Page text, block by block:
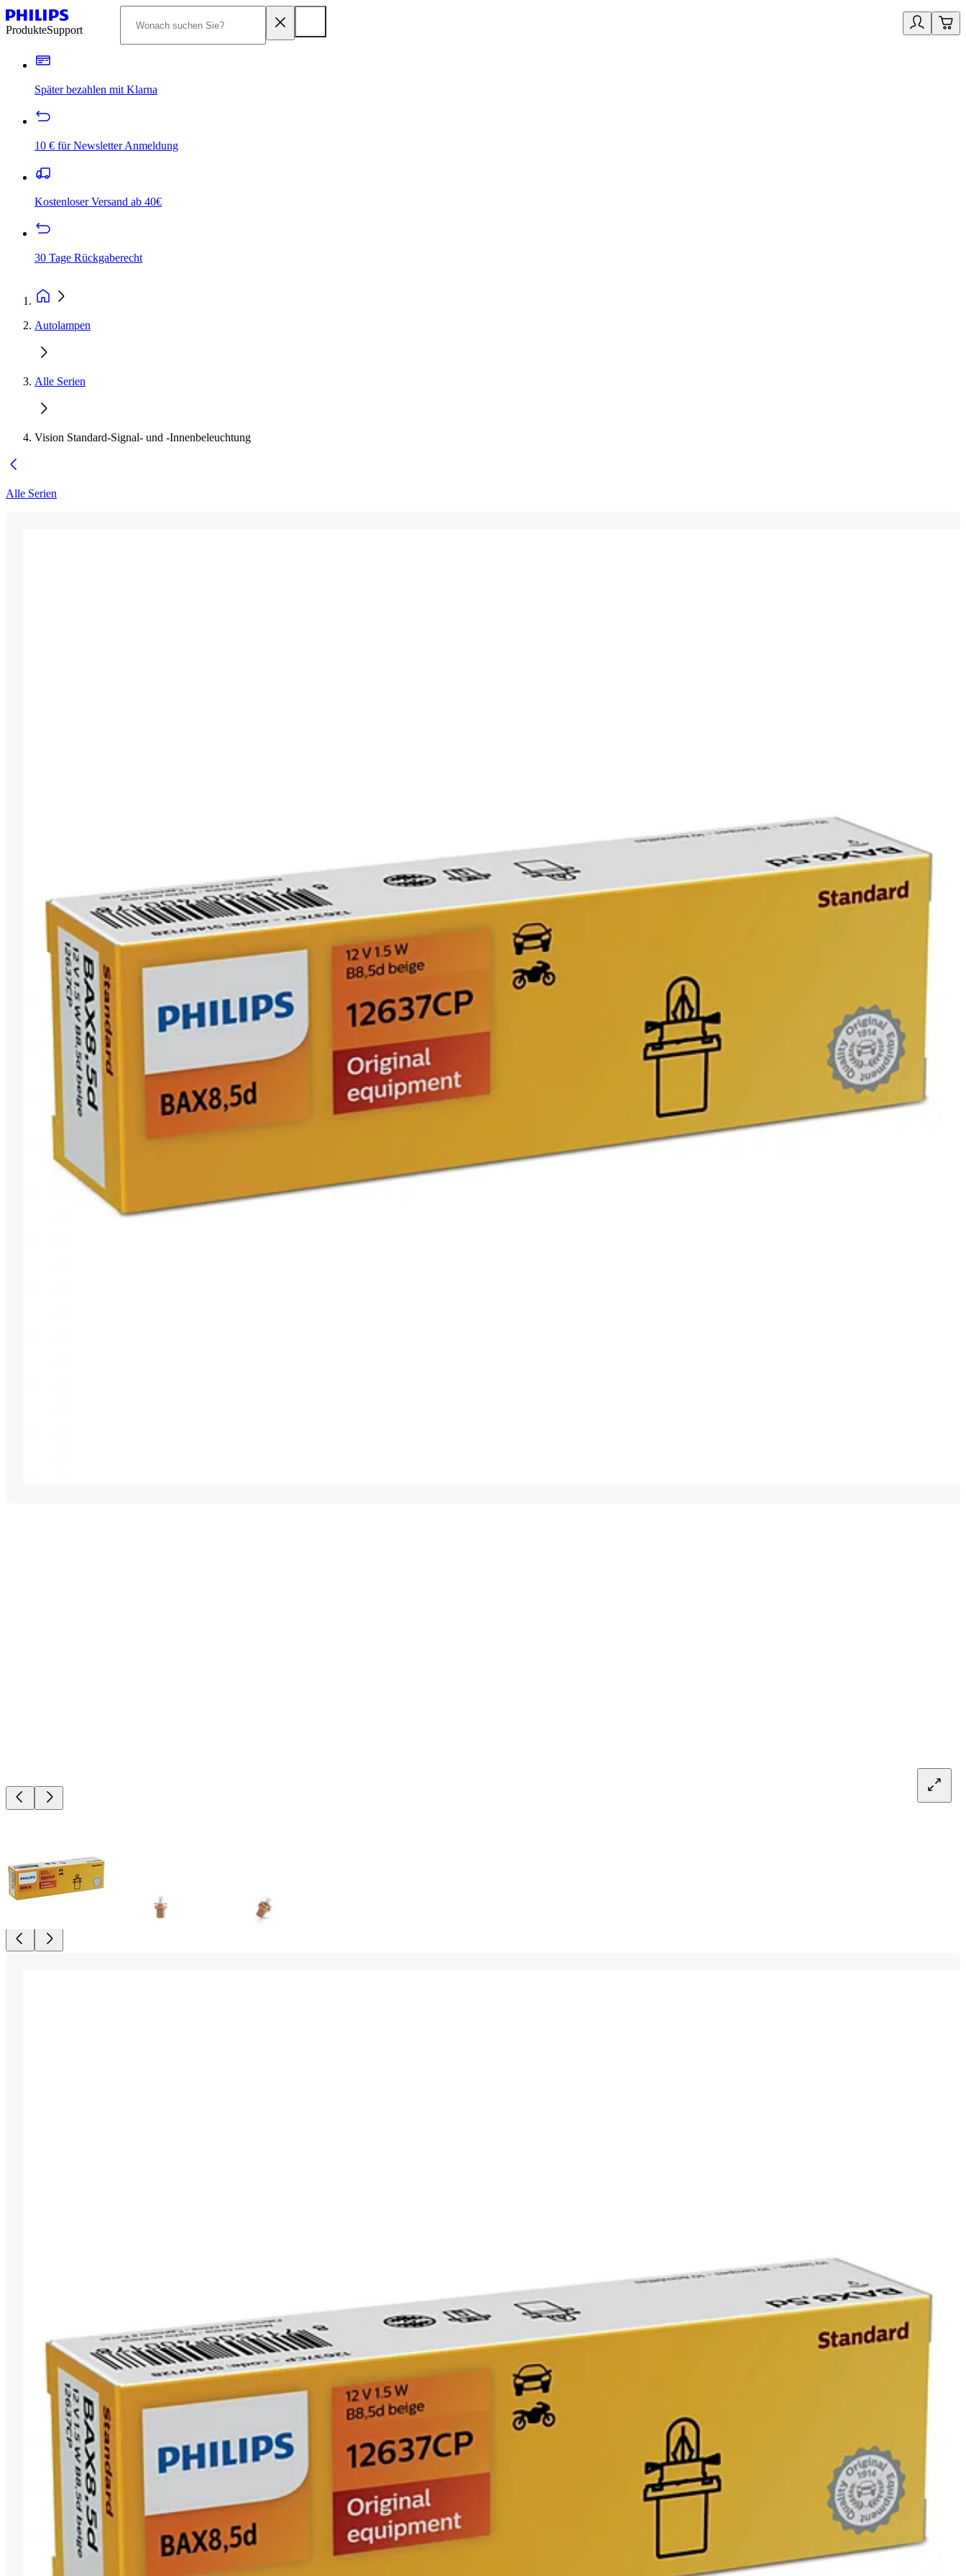
ProdukteSupport
Später bezahlen mit Klarna
10 € für Newsletter Anmeldung
Kostenloser Versand ab 40€
30 Tage Rückgaberecht
Autolampen
Alle Serien
Vision Standard-Signal- und -Innenbeleuchtung
Alle Serien